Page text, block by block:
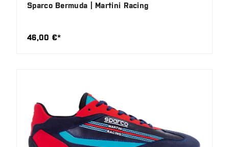
Sparco Bermuda | Martini Racing
46,00 €*